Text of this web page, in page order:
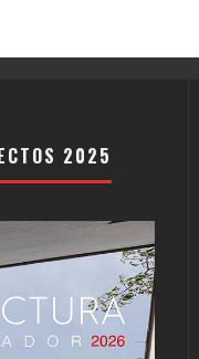
2025